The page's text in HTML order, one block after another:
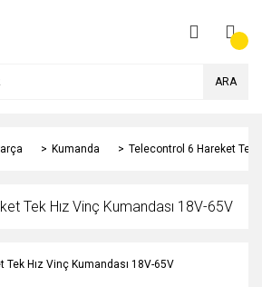
ARA
Kumanda Telecontrol 6 Hareket Tek
Tek Hız Vinç Kumandası 18V-65V